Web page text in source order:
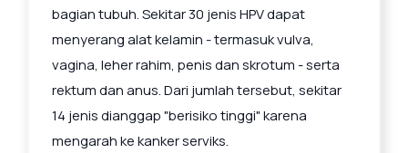
bagian tubuh. Sekitar 30 jenis HPV dapat
menyerang alat kelamin - termasuk vulva,
vagina, leher rahim, penis dan skrotum - serta
rektum dan anus. Dari jumlah tersebut, sekitar
14 jenis dianggap "berisiko tinggi" karena
mengarah ke kanker serviks.